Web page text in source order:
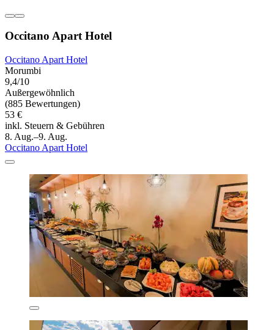
Occitano Apart Hotel
Occitano Apart Hotel
Morumbi
9,4/10
Außergewöhnlich
(885 Bewertungen)
53 €
inkl. Steuern & Gebühren
8. Aug.–9. Aug.
Occitano Apart Hotel